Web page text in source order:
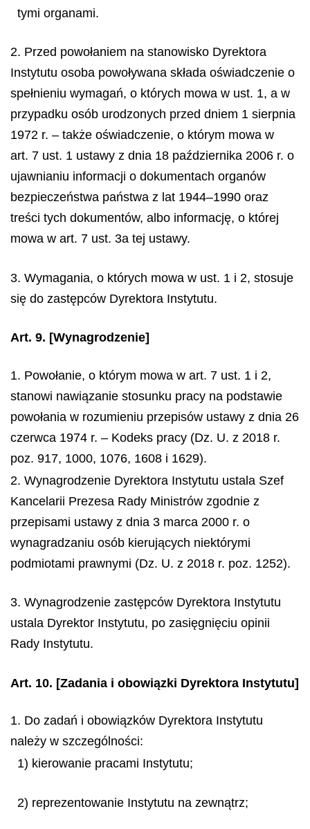
tymi organami.
2. Przed powołaniem na stanowisko Dyrektora
Instytutu osoba powoływana składa oświadczenie o
spełnieniu wymagań, o których mowa w ust. 1, a w
przypadku osób urodzonych przed dniem 1 sierpnia
1972 r. – także oświadczenie, o którym mowa w
art. 7 ust. 1 ustawy z dnia 18 października 2006 r. o
ujawnianiu informacji o dokumentach organów
bezpieczeństwa państwa z lat 1944–1990 oraz
treści tych dokumentów, albo informację, o której
mowa w art. 7 ust. 3a tej ustawy.
3. Wymagania, o których mowa w ust. 1 i 2, stosuje
się do zastępców Dyrektora Instytutu.
Art. 9. [Wynagrodzenie]
1. Powołanie, o którym mowa w art. 7 ust. 1 i 2,
stanowi nawiązanie stosunku pracy na podstawie
powołania w rozumieniu przepisów ustawy z dnia 26
czerwca 1974 r. – Kodeks pracy (Dz. U. z 2018 r.
poz. 917, 1000, 1076, 1608 i 1629).
2. Wynagrodzenie Dyrektora Instytutu ustala Szef
Kancelarii Prezesa Rady Ministrów zgodnie z
przepisami ustawy z dnia 3 marca 2000 r. o
wynagradzaniu osób kierujących niektórymi
podmiotami prawnymi (Dz. U. z 2018 r. poz. 1252).
3. Wynagrodzenie zastępców Dyrektora Instytutu
ustala Dyrektor Instytutu, po zasięgnięciu opinii
Rady Instytutu.
Art. 10. [Zadania i obowiązki Dyrektora Instytutu]
1. Do zadań i obowiązków Dyrektora Instytutu
należy w szczególności:
1) kierowanie pracami Instytutu;
2) reprezentowanie Instytutu na zewnątrz;